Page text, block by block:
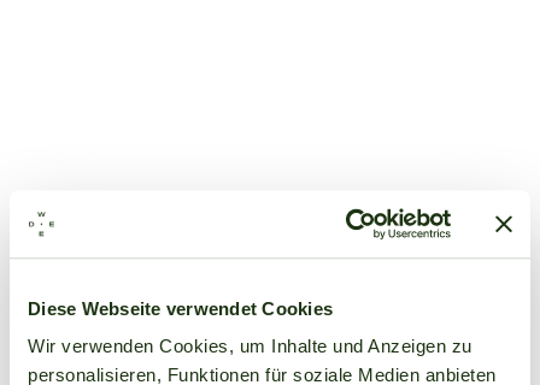
Diese Webseite verwendet Cookies
Wir verwenden Cookies, um Inhalte und Anzeigen zu
personalisieren, Funktionen für soziale Medien anbieten